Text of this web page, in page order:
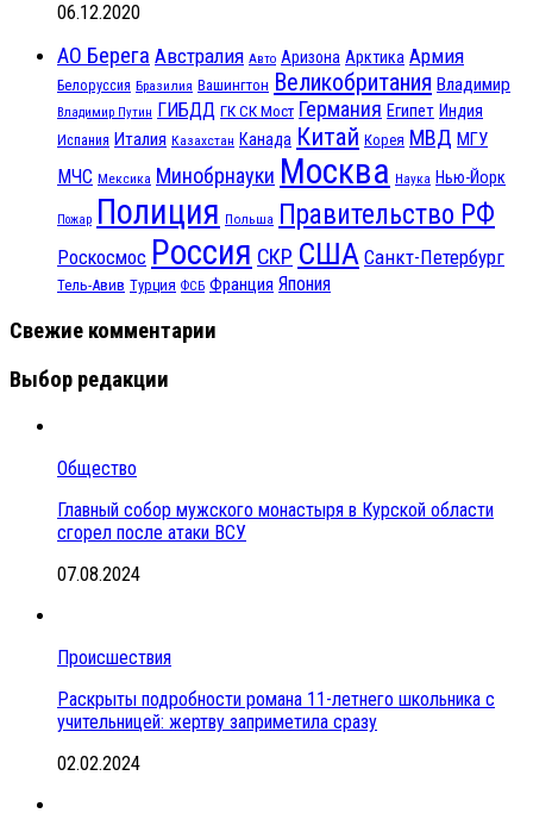
06.12.2020
АО Берега Австралия Авто Аризона Арктика Армия
Белоруссия Бразилия Вашингтон Великобритания Владимир
Владимир Путин ГИБДД ГК СК Мост Германия Египет Индия
Испания Италия Казахстан Канада Китай Корея МВД МГУ
МЧС Мексика Минобрнауки Москва Наука Нью-Йорк
Пожар Полиция Польша Правительство РФ
Роскосмос Россия СКР США Санкт-Петербург
Тель-Авив Турция ФСБ Франция Япония
Свежие комментарии
Выбор редакции
Общество
Главный собор мужского монастыря в Курской области
сгорел после атаки ВСУ
07.08.2024
Происшествия
Раскрыты подробности романа 11-летнего школьника с
учительницей: жертву заприметила сразу
02.02.2024